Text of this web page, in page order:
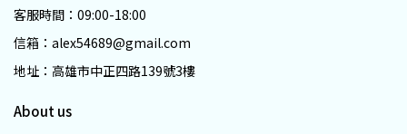
客服時間：09:00-18:00
信箱：alex54689@gmail.com
地址：高雄市中正四路139號3樓
About us